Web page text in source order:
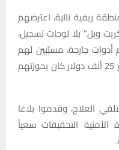
ريفية نائية، اعترضهم
ويل” بلا لوحات تسجيل،
أدوات جارحة، مسبّبين لهم
إصابات متفاوتة، قبل أن يسرقوا مبلغ 25 ألف دولار كان بحوزتهم
العلاج، وقدموا بلاغا
الأمنية التحقيقات سعياً